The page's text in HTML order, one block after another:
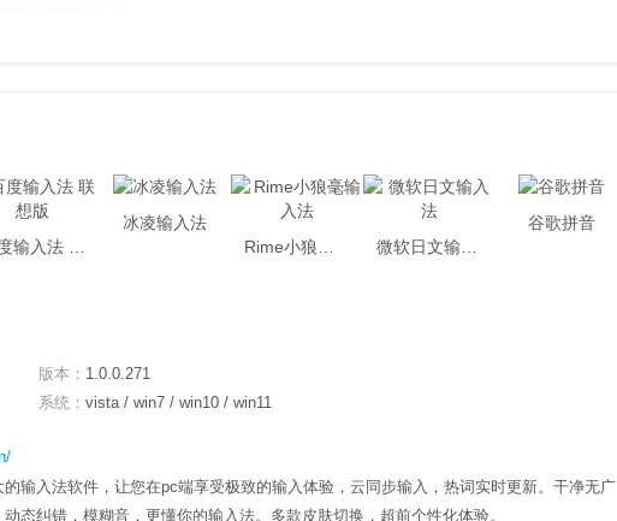
冰凌输入法
谷歌拼音
版本： 1.0.0.271
系统： vista / win7 / win10 / win11
输入法软件，让您在pc端享受极致的输入体验，云同步输入，热词实时更新。干净无广
态纠错，模糊音，更懂你的输入法。多款皮肤切换，超前个性化体验。